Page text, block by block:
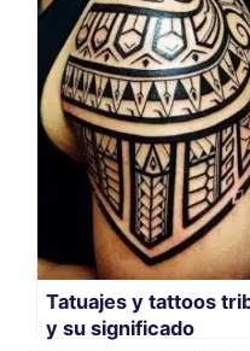
Tatuajes y tattoos
y su significado